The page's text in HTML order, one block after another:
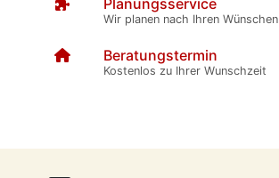
Planungsservice
Wir planen nach Ihren Wünschen
Beratungstermin
Kostenlos zu Ihrer Wunschzeit